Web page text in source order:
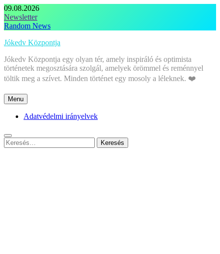
Skip
to
content
09.08.2026
Newsletter
Random News
Jókedv Központja
Jókedv Központja egy olyan tér, amely inspiráló és optimista
történetek megosztására szolgál, amelyek örömmel és reménnyel
töltik meg a szívet. Minden történet egy mosoly a léleknek. ❤️
Menu
Adatvédelmi irányelvek
Keresés: